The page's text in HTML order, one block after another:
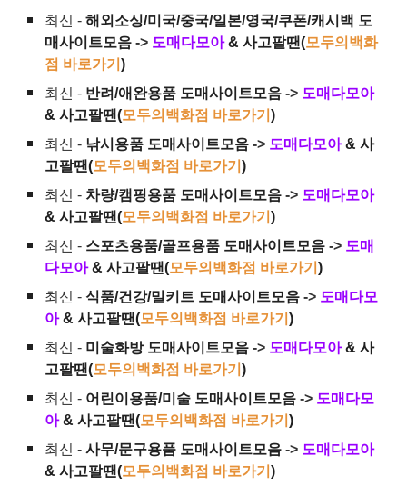
최신 -해외소싱/미국/중국/일본/영국/쿠폰/캐시백 도
매사이트모음 -> 도매다모아 & 사고팔땐(모두의백화
점 바로가기)
최신 - 반려/애완용품 도매사이트모음 -> 도매다모아
& 사고팔땐(모두의백화점 바로가기)
최신 - 낚시용품 도매사이트모음 -> 도매다모아 & 사
고팔땐(모두의백화점 바로가기)
최신 - 차량/캠핑용품 도매사이트모음 -> 도매다모아
& 사고팔땐(모두의백화점 바로가기)
최신 - 스포츠용품/골프용품 도매사이트모음 -> 도매
다모아 & 사고팔땐(모두의백화점 바로가기)
최신 - 식품/건강/밀키트 도매사이트모음 -> 도매다모
아 & 사고팔땐(모두의백화점 바로가기)
최신 - 미술화방 도매사이트모음 -> 도매다모아 & 사
고팔땐(모두의백화점 바로가기)
최신 - 어린이용품/미술 도매사이트모음 -> 도매다모
아 & 사고팔땐(모두의백화점 바로가기)
최신 -사무/문구용품 도매사이트모음 -> 도매다모아
& 사고팔땐(모두의백화점 바로가기)